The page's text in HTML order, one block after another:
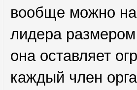
вообще можно
лидера
она оставляет
каждый член